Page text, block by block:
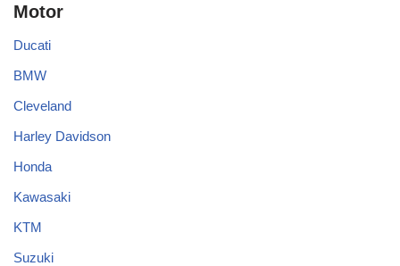
Motor
Ducati
BMW
Cleveland
Harley Davidson
Honda
Kawasaki
KTM
Suzuki